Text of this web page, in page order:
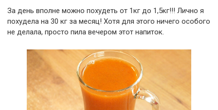
За день вполне можно похудеть от 1кг до 1,5кг!!! Лично я
похудела на 30 кг за месяц! Хотя для этого ничего особого
не делала, просто пила вечером этот напиток.